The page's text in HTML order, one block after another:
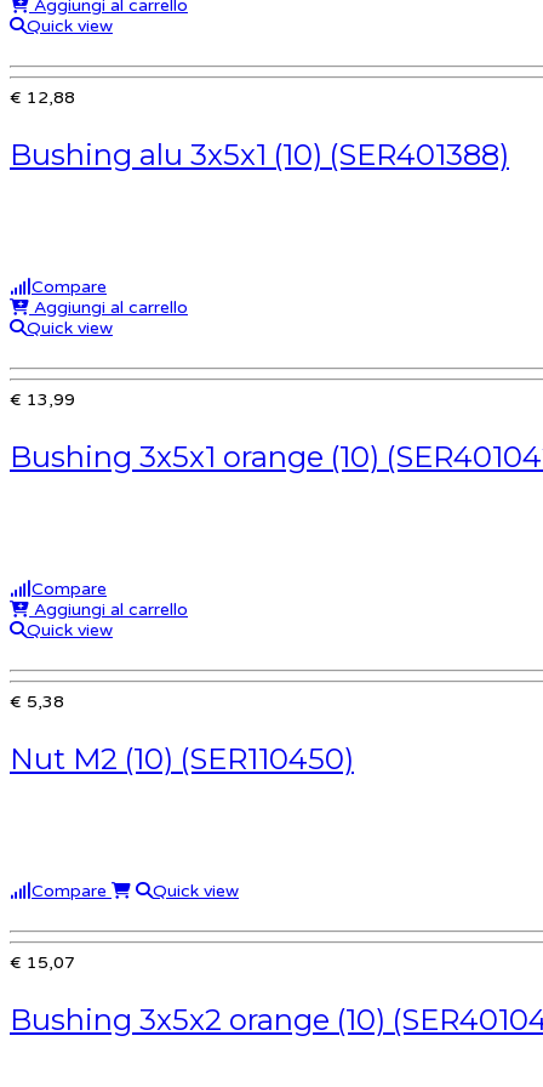
Aggiungi al carrello
Quick view
€ 12,88
Bushing alu 3x5x1 (10) (SER401388)
Compare
Aggiungi al carrello
Quick view
€ 13,99
Bushing 3x5x1 orange (10)
Compare
Aggiungi al carrello
Quick view
€ 5,38
Nut M2 (10) (SER110450)
Compare Quick view
€ 15,07
Bushing 3x5x2 orange (10)